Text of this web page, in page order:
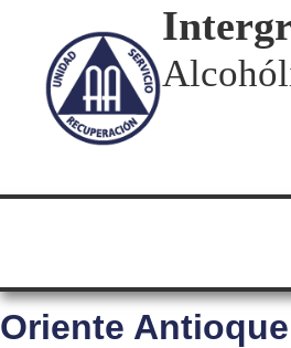
Oriente